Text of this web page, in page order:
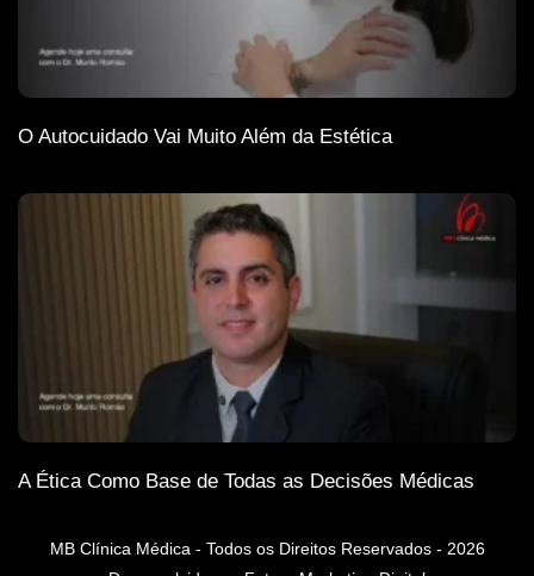
O Autocuidado Vai Muito Além da Estética
A Ética Como Base de Todas as Decisões Médicas
MB Clínica Médica - Todos os Direitos Reservados - 2026